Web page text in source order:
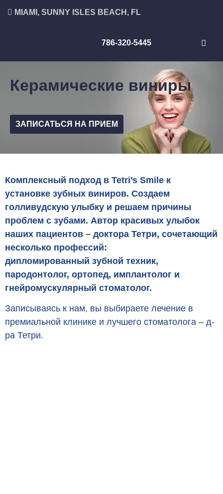
MIAMI, SUNNY ISLES BEACH, FL
786-320-5445
Керамические виниры
ЗАПИСАТЬСЯ НА ПРИЕМ
Комплексный подход в Tetri’s Smile к
установке зубных виниров. Создаем
голливудскую улыбку и решаем причины
проблем с зубами. Автор красивых улыбок
наших пациентов – доктора Тетри, сочетающий
несколько профессий:
дипломированный зубной техник,
пародонтолог, ортопед, имплантолог и
гнейромускулярный стоматолог.
Записываясь к нам, вы выбираете лечение в
премиальной клинике и лучшего стоматолога – д-
ра Тетри.